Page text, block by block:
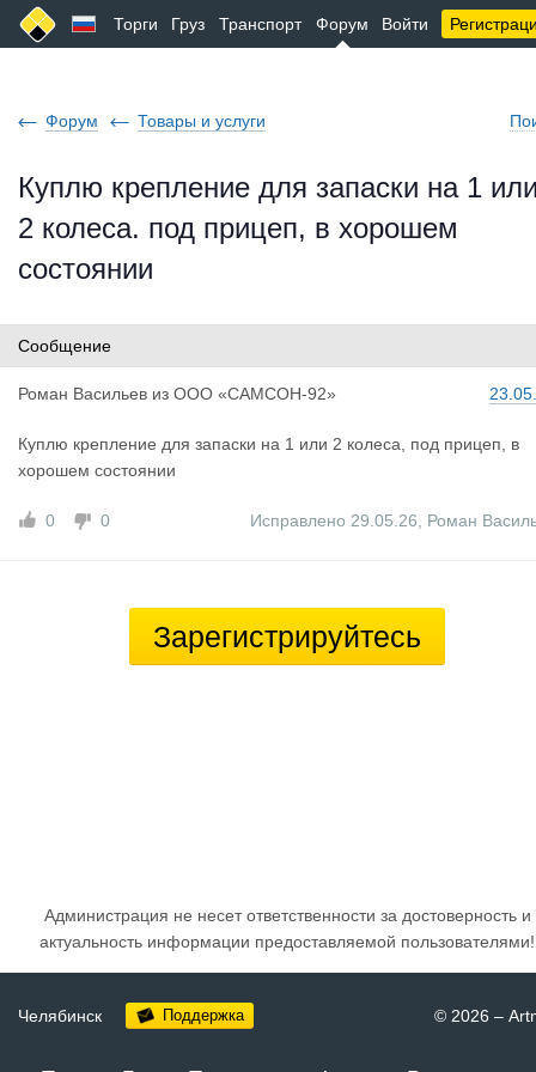
Торги Груз Транспорт Форум Войти
Форум Товары и услуги
Куплю крепление для запаски на 1
2 колеса. под прицеп, в хорошем
состоянии
Сообщение
Роман Васильев из ООО «САМСОН-92»
Куплю крепление для запаски на 1 или 2 колеса, под прицеп, в
хорошем состоянии
0 0 Исправлено 29.05.26 Роман
Зарегистрируйтесь
Администрация не несет ответственности за достоверность и
актуальность информации предоставляемой пользователями!
Челябинск Поддержка © 2026 –